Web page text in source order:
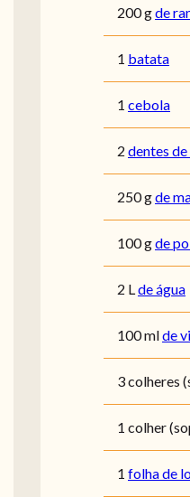
200gde
1 batata
1 cebola
2 dentes
250gde
100gde
2 Lde água
100mlde
3colheres
1 colher
1 folha de